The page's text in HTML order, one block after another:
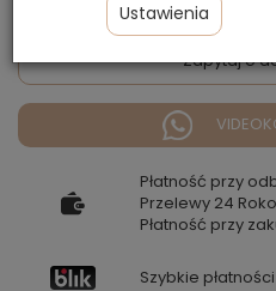
Zapytaj o
Płatność przy
Przelewy 24
Płatność przy
Szybkie płatności
Ustawienia